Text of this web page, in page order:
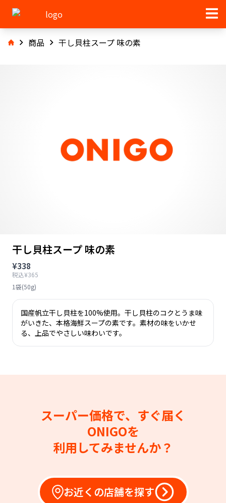
商品 干し貝柱スープ 味の素
干し貝柱スープ 味の素
¥338
税込¥365
1袋(50g)
国産帆立干し貝柱を100%使用。干し貝柱のコクとうま味
がいきた、本格海鮮スープの素です。素材の味をいかせ
る、上品でやさしい味わいです。
スーパー価格で、すぐ届く
ONIGOを
利用してみませんか？
お近くの店舗を探す